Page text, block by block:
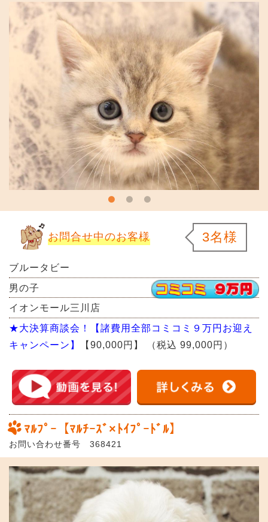
お問合せ中のお客様 3名様
ブルータビー
男の子
イオンモール三川店
★大決算商談会！【諸費用全部コミコミ９万円お迎え
キャンペーン】
【90,000円】 （税込 99,000円）
ﾏﾙﾌﾟｰ【ﾏﾙﾁｰｽﾞ×ﾄｲﾌﾟｰﾄﾞﾙ】
お問い合わせ番号 368421